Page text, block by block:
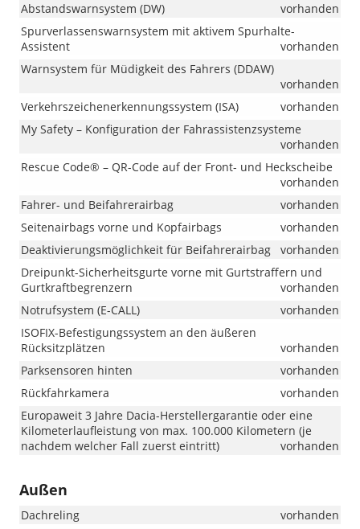
mit
Hybrid-
G
4×4)
Abstandswarnsystem (DW)
vorhanden
Spurverlassenswarnsystem mit aktivem Spurhalte-
Assistent
vorhanden
Warnsystem für Müdigkeit des Fahrers (DDAW)
vorhanden
Verkehrszeichenerkennungssystem (ISA)
vorhanden
My Safety – Konfiguration der Fahrassistenzsysteme
vorhanden
Rescue Code® – QR-Code auf der Front- und Heckscheibe
vorhanden
Fahrer- und Beifahrerairbag
vorhanden
Seitenairbags vorne und Kopfairbags
vorhanden
Deaktivierungsmöglichkeit für Beifahrerairbag
vorhanden
Dreipunkt-Sicherheitsgurte vorne mit Gurtstraffern und
Gurtkraftbegrenzern
vorhanden
Notrufsystem (E-CALL)
vorhanden
ISOFIX-Befestigungssystem an den äußeren
Rücksitzplätzen
vorhanden
Parksensoren hinten
vorhanden
Rückfahrkamera
vorhanden
Europaweit 3 Jahre Dacia-Herstellergarantie oder eine
Kilometerlaufleistung von max. 100.000 Kilometern (je
nachdem welcher Fall zuerst eintritt)
vorhanden
Außen
Dachreling
vorhanden